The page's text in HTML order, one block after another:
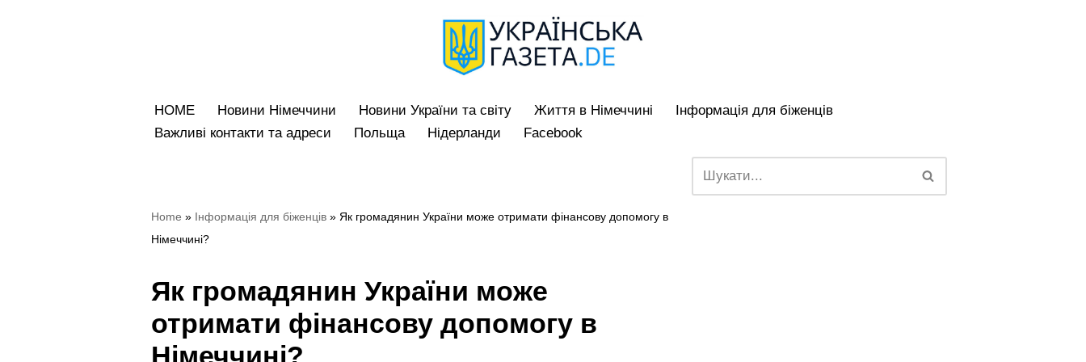
HOME
Новини Німеччини Hовини України та світу Життя в Німеччині
Iнформація для біженців
Bажливі контакти та адреси
Польща Нідерланди Facebook
Home » Iнформація для біженців » Як громадянин України може отримати фінансову допомогу в
Німеччині?
Як громадянин України може
отримати фінансову допомогу в
Німеччині?